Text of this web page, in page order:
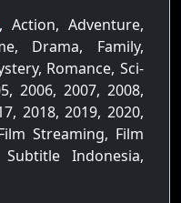
, Action, Adventure,
Drama, Family,
Romance, Sci-
2006, 2007, 2008,
2018, 2019, 2020,
Streaming, Film
Indonesia,